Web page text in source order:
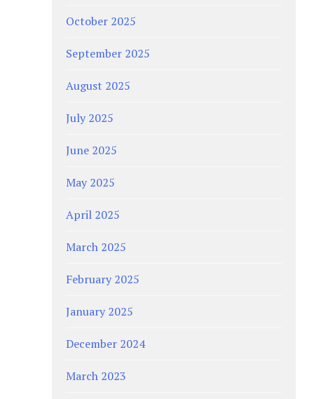
October 2025
September 2025
August 2025
July 2025
June 2025
May 2025
April 2025
March 2025
February 2025
January 2025
December 2024
March 2023